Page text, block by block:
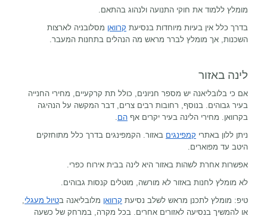
מומלץ ללמוד את חוקי התנועה ולנהוג בהתאם.
בדרך כלל אין בעיות מיוחדות בנסיעת קרוואן מסלובניה לארצות
השכנות, אך מומלץ לברר מראש מה הנהלים בתחנות המעבר.
לינה באזור
אם כי בלובליאנה יש מספר חניונים, כולל תת קרקעיים, מחירי החנייה
בעיר גבוהים. בנוסף, רחובות רבים צרים, דבר המקשה על הנהיגה
בקרוואן. מחירי הלינה בעיר יקרים אף הם.
ניתן ללון באתרי קמפינגים באזור. הקמפינגים בדרך כלל מתוחזקים
היטב עד מפוארים.
אפשרות אחרת לשהות באזור היא לינה בבית אירוח כפרי.
לא מומלץ לחנות באזור לא מורשה, מוטלים קנסות גבוהים.
טיפ: מומלץ לתכנן מראש לשלב נסיעת קרוואן מלובליאנה בטיול מעגלי,
או להמשיך בנסיעה לאזורים אחרים. בכל מקרה, במרחק של כשעה